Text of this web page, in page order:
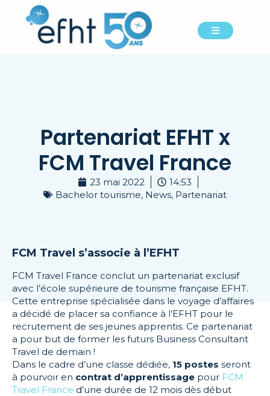
Partenariat EFHT x
FCM Travel France
23 mai 2022
14:53
Bachelor tourisme, News, Partenariat
FCM Travel s’associe à l’EFHT
FCM Travel France conclut un partenariat exclusif
avec l’école supérieure de tourisme française EFHT.
Cette entreprise spécialisée dans le voyage d’affaires
a décidé de placer sa confiance à l’EFHT pour le
recrutement de ses jeunes apprentis. Ce partenariat
a pour but de former les futurs Business Consultant
Travel de demain !
Dans le cadre d’une classe dédiée, 15 postes seront
à pourvoir en contrat d’apprentissage pour FCM
Travel France d’une durée de 12 mois dès début